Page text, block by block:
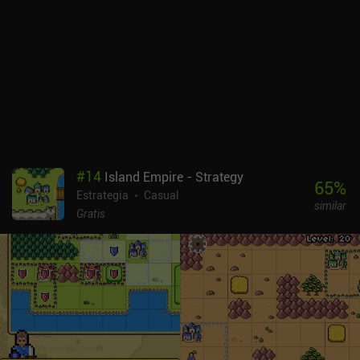
#14 Island Empire - Strategy
Estrategia
Casual
Gratis
65%
similar